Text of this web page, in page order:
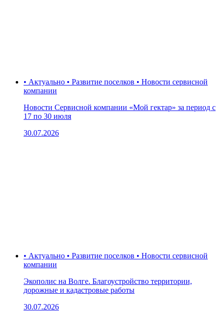
• Актуально • Развитие поселков • Новости сервисной
компании
Новости Сервисной компании «Мой гектар» за период с
17 по 30 июля
30.07.2026
• Актуально • Развитие поселков • Новости сервисной
компании
Экополис на Волге. Благоустройство территории,
дорожные и кадастровые работы
30.07.2026